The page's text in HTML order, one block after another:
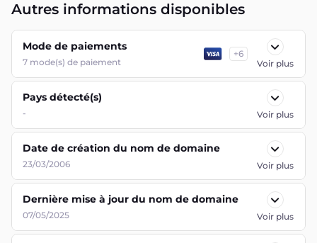
Autres informations disponibles
Mode de paiements
7 mode(s) de paiement
+6
Voir plus
Pays détecté(s)
- Voir plus
Date de création du nom de domaine
23/03/2006 Voir plus
Dernière mise à jour du nom de domaine
07/05/2025 Voir plus